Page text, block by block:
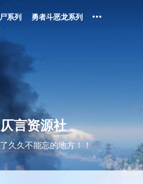
系列 勇者斗恶龙系列
仄言资源社
久久不能忘的地方！！